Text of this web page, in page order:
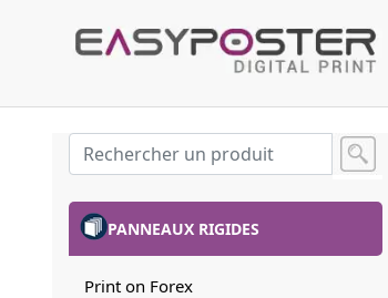
PANNEAUX RIGIDES
Print on Forex